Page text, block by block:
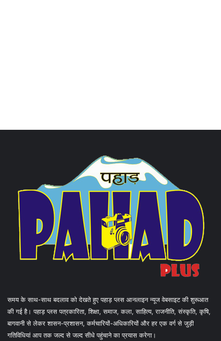
समय के साथ-साथ बदलाव को देखते हुए पहाड़ प्लस आनलाइन न्यूज वेबसाइट की शुरूआत
की गई है। पहाड़ प्लस पत्रकारिता, शिक्षा, समाज, कला, साहित्य, राजनीति, संस्कृति, कृषि,
बागवानी से लेकर शासन-प्रशासन, कर्मचारियों-अधिकारियों और हर एक वर्ग से जुड़ी
गतिविधियां आप तक जल्द से जल्द सीधे पहुंचाने का प्रयास करेगा।